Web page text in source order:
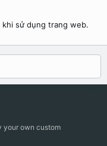
khi sử dụng trang web.
your own custom